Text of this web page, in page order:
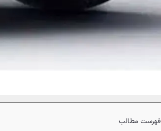
فهرست مطالب